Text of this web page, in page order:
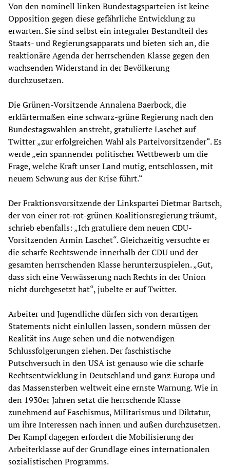
Von den nominell linken Bundestagsparteien ist keine
Opposition gegen diese gefährliche Entwicklung zu
erwarten. Sie sind selbst ein integraler Bestandteil des
Staats- und Regierungsapparats und bieten sich an, die
reaktionäre Agenda der herrschenden Klasse gegen den
wachsenden Widerstand in der Bevölkerung
durchzusetzen.
Die Grünen-Vorsitzende Annalena Baerbock, die
erklärtermaßen eine schwarz-grüne Regierung nach den
Bundestagswahlen anstrebt, gratulierte Laschet auf
Twitter „zur erfolgreichen Wahl als Parteivorsitzender“. Es
werde „ein spannender politischer Wettbewerb um die
Frage, welche Kraft unser Land mutig, entschlossen, mit
neuem Schwung aus der Krise führt.“
Der Fraktionsvorsitzende der Linkspartei Dietmar Bartsch,
der von einer rot-rot-grünen Koalitionsregierung träumt,
schrieb ebenfalls: „Ich gratuliere dem neuen CDU-
Vorsitzenden Armin Laschet“. Gleichzeitig versuchte er
die scharfe Rechtswende innerhalb der CDU und der
gesamten herrschenden Klasse herunterzuspielen. „Gut,
dass sich eine Verwässerung nach Rechts in der Union
nicht durchgesetzt hat“, jubelte er auf Twitter.
Arbeiter und Jugendliche dürfen sich von derartigen
Statements nicht einlullen lassen, sondern müssen der
Realität ins Auge sehen und die notwendigen
Schlussfolgerungen ziehen. Der faschistische
Putschversuch in den USA ist genauso wie die scharfe
Rechtsentwicklung in Deutschland und ganz Europa und
das Massensterben weltweit eine ernste Warnung. Wie in
den 1930er Jahren setzt die herrschende Klasse
zunehmend auf Faschismus, Militarismus und Diktatur,
um ihre Interessen nach innen und außen durchzusetzen.
Der Kampf dagegen erfordert die Mobilisierung der
Arbeiterklasse auf der Grundlage eines internationalen
sozialistischen Programms.